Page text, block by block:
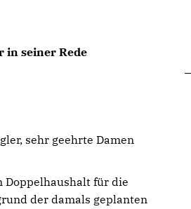
in seiner Rede
sehr geehrte Damen
Doppelhaushalt für die
der damals geplanten